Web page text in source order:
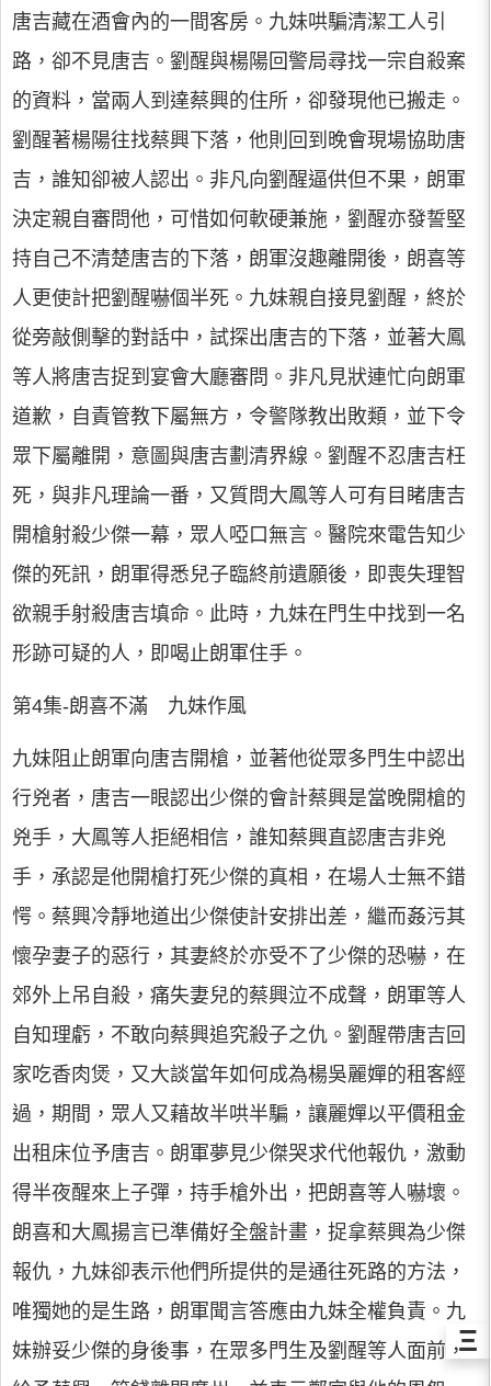
唐吉藏在酒會內的一間客房。九妹哄騙清潔工人引
路，卻不見唐吉。劉醒與楊陽回警局尋找一宗自殺案
的資料，當兩人到達蔡興的住所，卻發現他已搬走。
劉醒著楊陽往找蔡興下落，他則回到晚會現場協助唐
吉，誰知卻被人認出。非凡向劉醒逼供但不果，朗軍
決定親自審問他，可惜如何軟硬兼施，劉醒亦發誓堅
持自己不清楚唐吉的下落，朗軍沒趣離開後，朗喜等
人更使計把劉醒嚇個半死。九妹親自接見劉醒，終於
從旁敲側擊的對話中，試探出唐吉的下落，並著大鳳
等人將唐吉捉到宴會大廳審問。非凡見狀連忙向朗軍
道歉，自責管教下屬無方，令警隊教出敗類，並下令
眾下屬離開，意圖與唐吉劃清界線。劉醒不忍唐吉枉
死，與非凡理論一番，又質問大鳳等人可有目睹唐吉
開槍射殺少傑一幕，眾人啞口無言。醫院來電告知少
傑的死訊，朗軍得悉兒子臨終前遺願後，即喪失理智
欲親手射殺唐吉填命。此時，九妹在門生中找到一名
形跡可疑的人，即喝止朗軍住手。
第4集-朗喜不滿 九妹作風
九妹阻止朗軍向唐吉開槍，並著他從眾多門生中認出
行兇者，唐吉一眼認出少傑的會計蔡興是當晚開槍的
兇手，大鳳等人拒絕相信，誰知蔡興直認唐吉非兇
手，承認是他開槍打死少傑的真相，在場人士無不錯
愕。蔡興冷靜地道出少傑使計安排出差，繼而姦污其
懷孕妻子的惡行，其妻終於亦受不了少傑的恐嚇，在
郊外上吊自殺，痛失妻兒的蔡興泣不成聲，朗軍等人
自知理虧，不敢向蔡興追究殺子之仇。劉醒帶唐吉回
家吃香肉煲，又大談當年如何成為楊吳麗嬋的租客經
過，期間，眾人又藉故半哄半騙，讓麗嬋以平價租金
出租床位予唐吉。朗軍夢見少傑哭求代他報仇，激動
得半夜醒來上子彈，持手槍外出，把朗喜等人嚇壞。
朗喜和大鳳揚言已準備好全盤計畫，捉拿蔡興為少傑
報仇，九妹卻表示他們所提供的是通往死路的方法，
唯獨她的是生路，朗軍聞言答應由九妹全權負責。九
妹辦妥少傑的身後事，在眾多門生及劉醒等人面前，Ξ